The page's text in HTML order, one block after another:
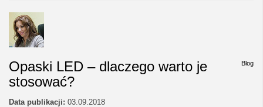
Blog
Opaski LED – dlaczego warto je
stosować?
Data publikacji: 03.09.2018